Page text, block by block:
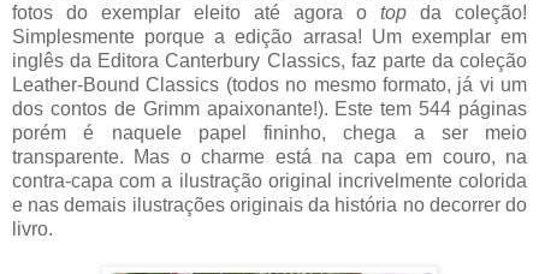
fotos do exemplar eleito até agora o top da coleção!
Simplesmente porque a edição arrasa! Um exemplar em
inglês da Editora Canterbury Classics, faz parte da coleção
Leather-Bound Classics (todos no mesmo formato, já vi um
dos contos de Grimm apaixonante!). Este tem 544 páginas
porém é naquele papel fininho, chega a ser meio
transparente. Mas o charme está na capa em couro, na
contra-capa com a ilustração original incrivelmente colorida
e nas demais ilustrações originais da história no decorrer do
livro.